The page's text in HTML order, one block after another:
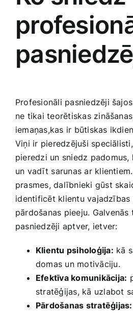
Profesionāli pasniedzēji
ne tikai teorētiskas
iemaņas,kas ir būtiskas
Viņi ir​ pieredzējuši
pieredzi un sniedz
un vadīt ⁣sarunas ar
prasmes, dalībnieki gūst
⁣identificēt klientu vajadzības
pārdošanas ‌pieeju. Galvenās
pasniedzēji aptver, ietver:
Klientu psiholoģija: kā
domas un motivāciju.
Efektīva komunikācija:
stratēģijas, kā uzlabot​
Pārdošanas stratēģijas: